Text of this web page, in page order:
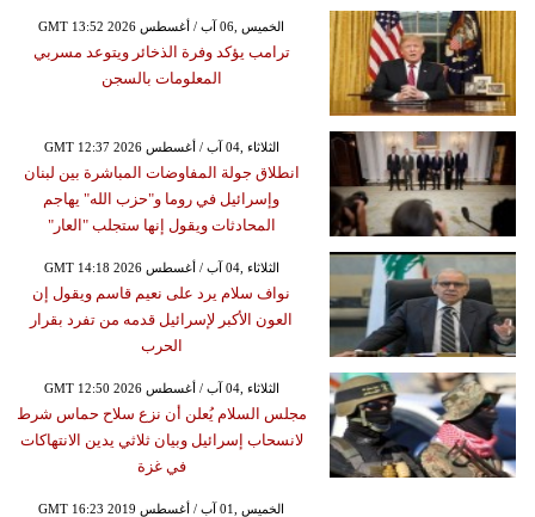
GMT 13:52 2026 الخميس ,06 آب / أغسطس
ترامب يؤكد وفرة الذخائر ويتوعد مسربي
المعلومات بالسجن
GMT 12:37 2026 الثلاثاء ,04 آب / أغسطس
انطلاق جولة المفاوضات المباشرة بين لبنان
وإسرائيل في روما و"حزب الله" يهاجم
المحادثات ويقول إنها ستجلب "العار"
GMT 14:18 2026 الثلاثاء ,04 آب / أغسطس
نواف سلام يرد على نعيم قاسم ويقول إن
العون الأكبر لإسرائيل قدمه من تفرد بقرار
الحرب
GMT 12:50 2026 الثلاثاء ,04 آب / أغسطس
مجلس السلام يُعلن أن نزع سلاح حماس شرط
لانسحاب إسرائيل وبيان ثلاثي يدين الانتهاكات
في غزة
GMT 16:23 2019 الخميس ,01 آب / أغسطس